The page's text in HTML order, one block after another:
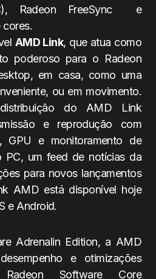
Radeon FreeSync e
AMD Link, que atua como
poderoso para o Radeon
em casa, como uma
ou em movimento.
do AMD Link
e reprodução com
GPU e monitoramento de
PC, um feed de notícias da
para novos lançamentos
AMD está disponível hoje
e Android.
Adrenalin Edition, a AMD
e otimizações
Software Core